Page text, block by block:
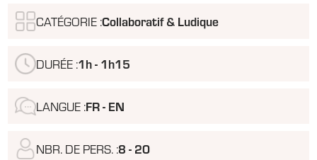
CATÉGORIE :Collaboratif & Ludique
DURÉE :1h - 1h15
LANGUE :FR - EN
NBR. DE PERS. :8 - 20